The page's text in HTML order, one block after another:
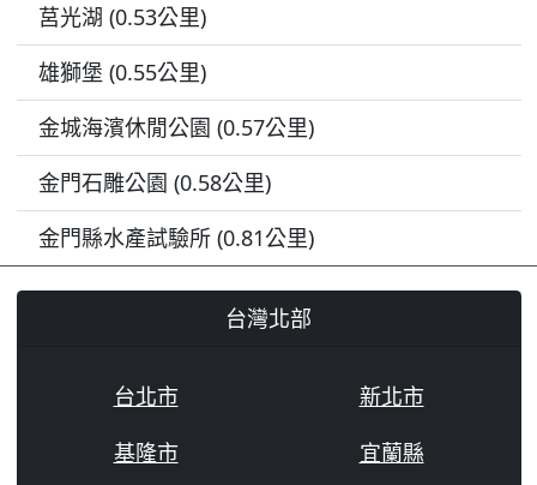
莒光湖 (0.53公里)
雄獅堡 (0.55公里)
金城海濱休閒公園 (0.57公里)
金門石雕公園 (0.58公里)
金門縣水產試驗所 (0.81公里)
台灣北部
台北市
新北市
基隆市
宜蘭縣